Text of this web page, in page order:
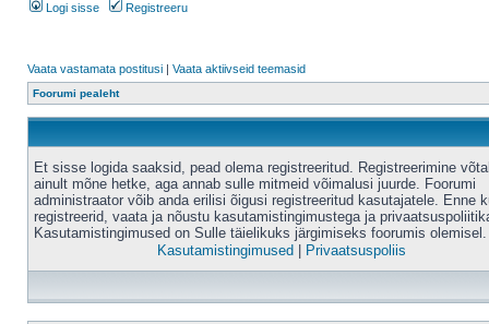
Logi sisse Registreeru
Vaata vastamata postitusi | Vaata aktiivseid teemasid
Foorumi pealeht
Et sisse logida saaksid, pead olema registreeritud. Registreerimine
ainult mõne hetke, aga annab sulle mitmeid võimalusi juurde. Foorumi
administraator võib anda erilisi õigusi registreeritud kasutajatele. Enne
registreerid, vaata ja nõustu kasutamistingimustega ja
Kasutamistingimused on Sulle täielikuks järgimiseks foorumis olemisel.
Kasutamistingimused
Privaatsuspoliis